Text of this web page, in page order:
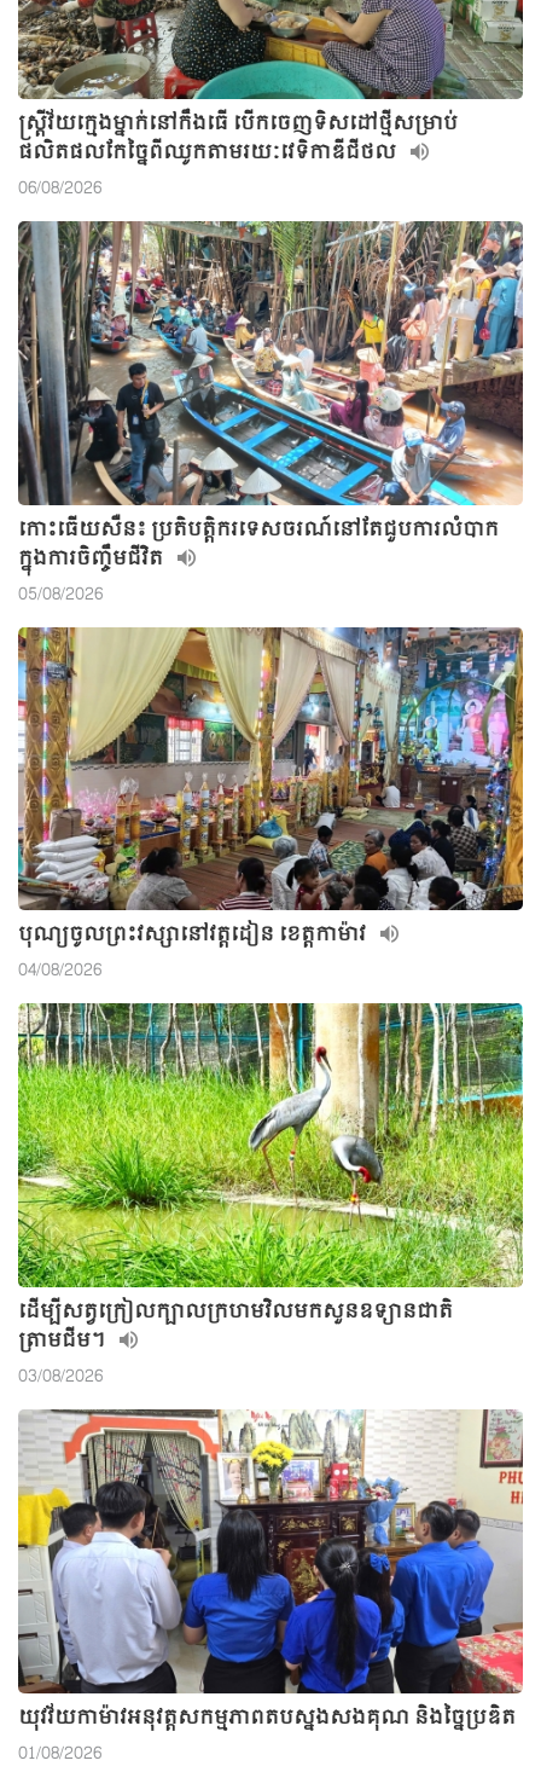
ស្ត្រីវ័យក្មេងម្នាក់នៅកឹងធើ បើកចេញទិសដៅថ្មីសម្រាប់
ផលិតផលកែច្នៃពីឈូកតាមរយៈវេទិកាឌីជីថល
06/08/2026
កោះធើយសឺន៖ ប្រតិបត្តិករទេសចរណ៍នៅតែជួបការលំបាក
ក្នុងការចិញ្ចឹមជីវិត
05/08/2026
បុណ្យចូលព្រះវស្សានៅវត្តដៀន ខេត្តកាម៉ាវ
04/08/2026
ដើម្បីសត្វក្រៀលក្បាលក្រហមវិលមកសួនឧទ្យានជាតិ
ត្រាមជីម។
03/08/2026
យុវវ័យកាម៉ាវអនុវត្តសកម្មភាពតបស្នងសងគុណ និងច្នៃប្រឌិត
01/08/2026